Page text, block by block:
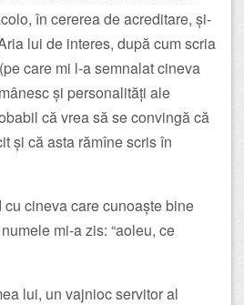
în cererea de acreditare, și-
lui de interes, după cum scria
care mi l-a semnalat cineva
și personalități ale
că vrea să se convingă că
și că asta rămîne scris în
cineva care cunoaște bine
mi-a zis: “aoleu, ce
lui, un vajnioc servitor al